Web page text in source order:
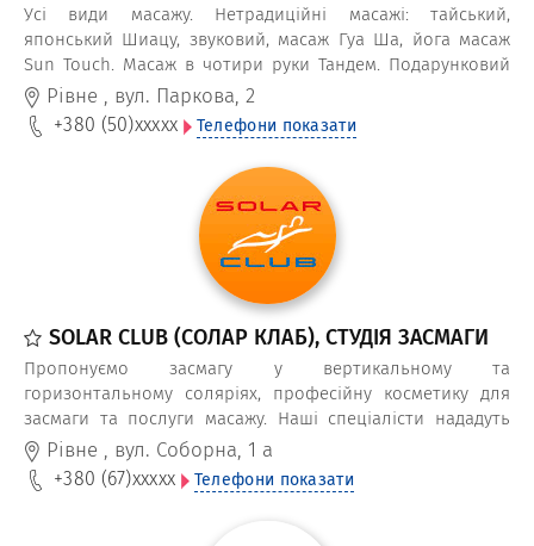
Усі види масажу. Нетрадиційні масажі: тайський,
японський Шиацу, звуковий, масаж Гуа Ша, йога масаж
Sun Touch. Масаж в чотири руки Тандем. Подарунковий
сертифікат на масаж
Рівне , вул. Паркова, 2
+380 (50)xxxxx Телефони показати
SOLAR CLUB (СОЛАР КЛАБ), СТУДІЯ ЗАСМАГИ
Пропонуємо засмагу у вертикальному та
горизонтальному соляріях, професійну косметику для
засмаги та послуги масажу. Наші спеціалісти нададуть
рекомендації по догляду за шкірою до та після
відвідування солярію.
Рівне , вул. Соборна, 1 а
+380 (67)xxxxx Телефони показати